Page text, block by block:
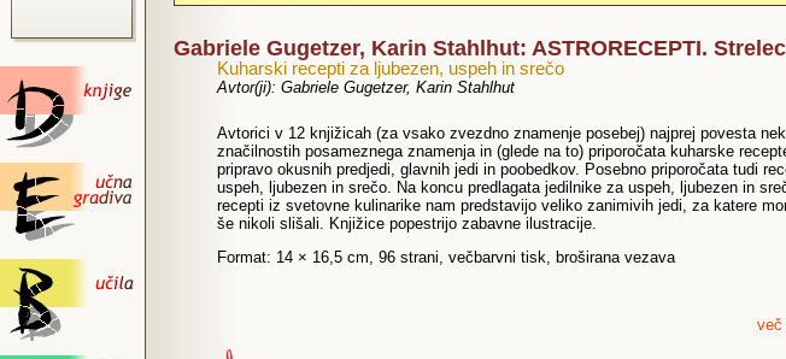
Gabriele Gugetzer, Karin Stahlhut: ASTRORECEPTI. Strelec
Kuharski recepti za ljubezen, uspeh in srečo
Avtor(ji): Gabriele Gugetzer, Karin Stahlhut
Avtorici v 12 knjižicah (za vsako zvezdno znamenje posebej) najprej povesta
značilnostih posameznega znamenja in (glede na to) priporočata kuharske
pripravo okusnih predjedi, glavnih jedi in poobedkov. Posebno priporočata tudi
uspeh, ljubezen in srečo. Na koncu predlagata jedilnike za uspeh, ljubezen in
recepti iz svetovne kulinarike nam predstavijo veliko zanimivih jedi, za katere
še nikoli slišali. Knjižice popestrijo zabavne ilustracije.
Format: 14 × 16,5 cm, 96 strani, večbarvni tisk, broširana vezava
več